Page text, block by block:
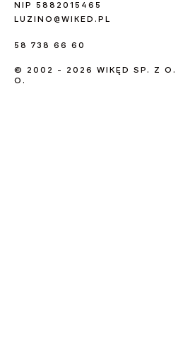
NIP 5882015465
LUZINO@WIKED.PL
58 738 66 60
© 2002 - 2026 WIKĘD SP. Z O.
O.